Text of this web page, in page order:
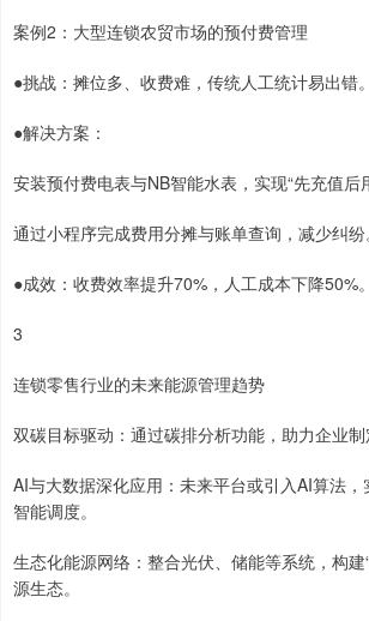
案例2：大型连锁农贸市场的预付费管理
●挑战：摊位多、收费难，传统人工统计易出错。
●解决方案：
安装预付费电表与NB智能水表，实现“先充值后
通过小程序完成费用分摊与账单查询，减少纠纷
●成效：收费效率提升70%，人工成本下降50%。
3
连锁零售行业的未来能源管理趋势
双碳目标驱动：通过碳排分析功能，助力企业制
AI与大数据深化应用：未来平台或引入AI算法
智能调度。
生态化能源网络：整合光伏、储能等系统，构
源生态。